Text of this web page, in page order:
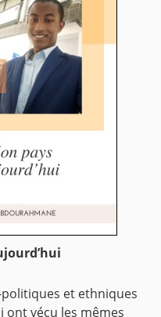
et ethniques
ont vécu les mêmes